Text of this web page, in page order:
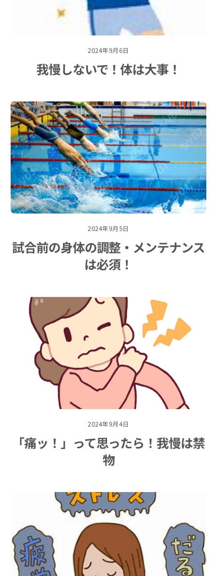
2024年9月6日
我慢しないで！体は大事！
2024年9月5日
試合前の身体の調整・メンテナンス
は必須！
2024年9月4日
「痛ッ！」って思ったら！我慢は禁
物